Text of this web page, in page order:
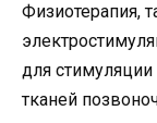
Физиотерапия,
для
тканей